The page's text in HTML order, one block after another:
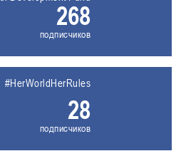
268
подписчиков
#HerWorldHerRules
28
подписчиков